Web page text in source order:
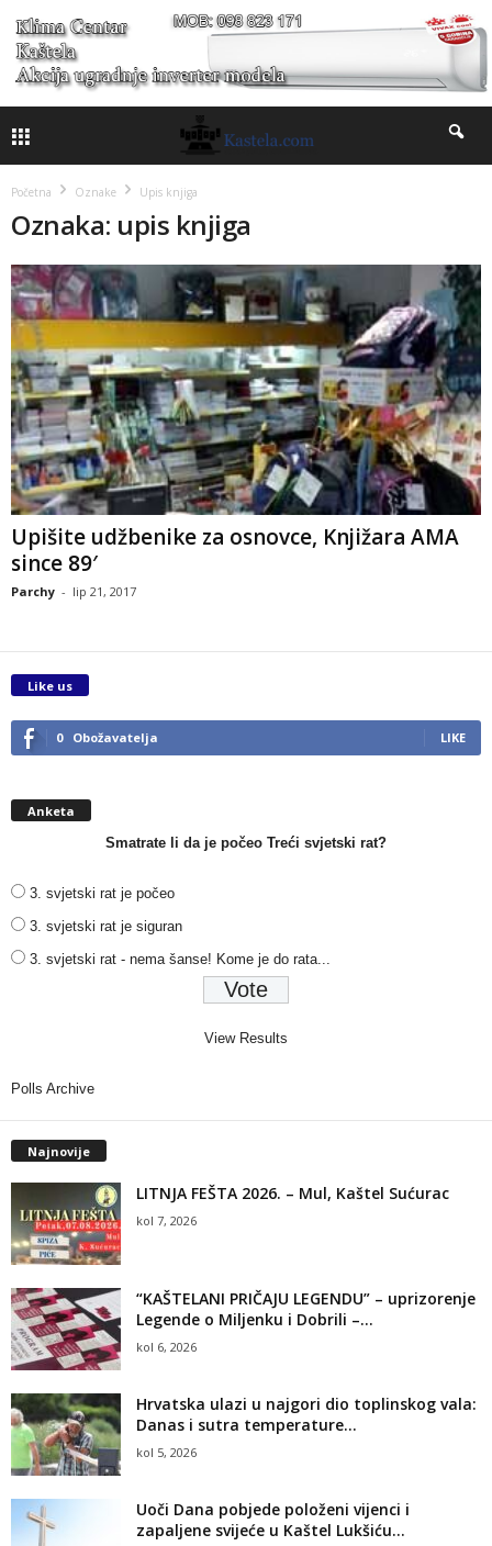
Početna Oznake Upis knjiga
Oznaka: upis knjiga
Upišite udžbenike za osnovce, Knjižara AMA
since 89′
Parchy - lip 21, 2017
Like us
0 Obožavatelja LIKE
Anketa
Smatrate li da je počeo Treći svjetski rat?
3. svjetski rat je počeo
3. svjetski rat je siguran
3. svjetski rat - nema šanse! Kome je do rata...
View Results
Polls Archive
Najnovije
LITNJA FEŠTA 2026. – Mul, Kaštel Sućurac
kol 7, 2026
“KAŠTELANI PRIČAJU LEGENDU” – uprizorenje
Legende o Miljenku i Dobrili –...
kol 6, 2026
Hrvatska ulazi u najgori dio toplinskog vala:
Danas i sutra temperature...
kol 5, 2026
Uoči Dana pobjede položeni vijenci i
zapaljene svijeće u Kaštel Lukšiću...